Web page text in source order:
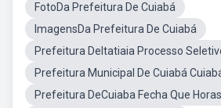
FotoDa Prefeitura De Cuiabá
ImagensDa Prefeitura De Cuiabá
Prefeitura DeItatiaia Processo
Prefeitura Municipal De Cuiabá
Prefeitura DeCuiaba Fecha Que Horas